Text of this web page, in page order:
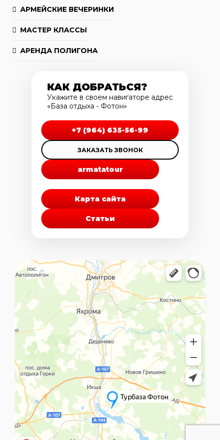
АРМЕЙСКИЕ ВЕЧЕРИНКИ
МАСТЕР КЛАССЫ
АРЕНДА ПОЛИГОНА
КАК ДОБРАТЬСЯ?
Укажите в своем навигаторе адрес
«База отдыха - Фотон»
+7 (964) 635-56-99
ЗАКАЗАТЬ ЗВОНОК
armatatour
Карта сайта
Статьи